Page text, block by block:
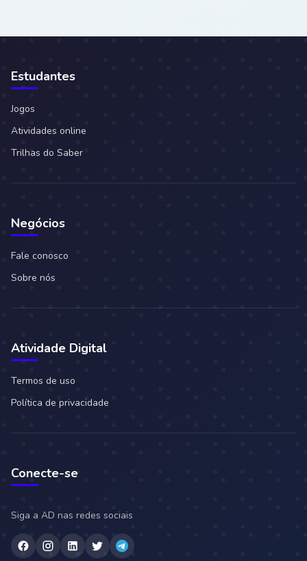
Estudantes
Jogos
Atividades online
Trilhas do Saber
Negócios
Fale conosco
Sobre nós
Atividade Digital
Termos de uso
Política de privacidade
Conecte-se
Siga a AD nas redes sociais